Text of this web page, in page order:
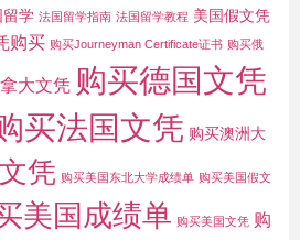
留学 法国留学指南 法国留学教程 美国假文凭
购买 购买Journeyman Certificate证书 购买俄
大文凭 购买德国文凭
买法国文凭 购买澳洲大
凭 购买美国东北大学成绩单 购买美国假文
美国成绩单 购买美国文凭 购